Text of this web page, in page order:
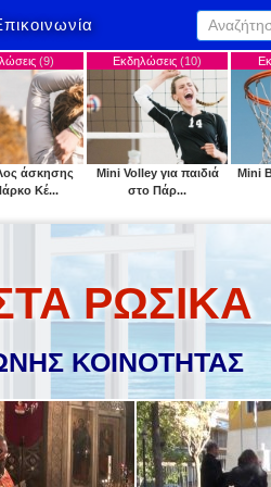
Εκδηλώσεις (10)
Mini Volley για παιδιά
στο Πάρ...
Εκδηλώσεις (11)
Mini Basket για
ΡΩΣΙΚΑ
ΚΟΙΝΟΤΗΤΑΣ